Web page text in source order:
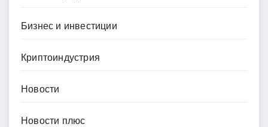
Бизнес и инвестиции
Криптоиндустрия
Новости
Новости плюс